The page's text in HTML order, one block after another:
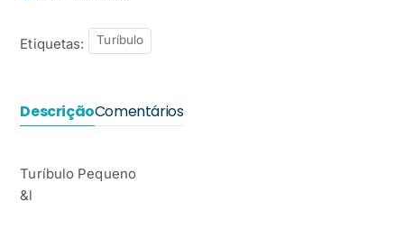
Etiquetas: Turíbulo
DescriçãoComentários
Turíbulo Pequeno
&l